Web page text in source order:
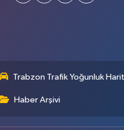
Trabzon Trafik Yoğunluk
Haber Arşivi